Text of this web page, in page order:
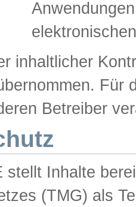
inhaltlicher
Für
Betreiber
stellt Inhalte
(TMG) als